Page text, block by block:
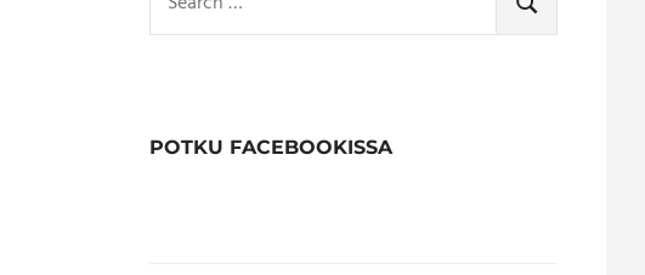
for:
SEARCH
POTKU FACEBOOKISSA